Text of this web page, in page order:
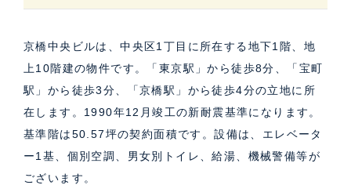
京橋中央ビルは、中央区1丁目に所在する地下1階、地
上10階建の物件です。「東京駅」から徒歩8分、「宝町
駅」から徒歩3分、「京橋駅」から徒歩4分の立地に所
在します。1990年12月竣工の新耐震基準になります。
基準階は50.57坪の契約面積です。設備は、エレベータ
ー1基、個別空調、男女別トイレ、給湯、機械警備等が
ございます。